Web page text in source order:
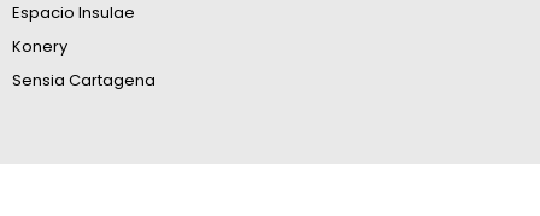
Espacio Insulae
Konery
Sensia Cartagena